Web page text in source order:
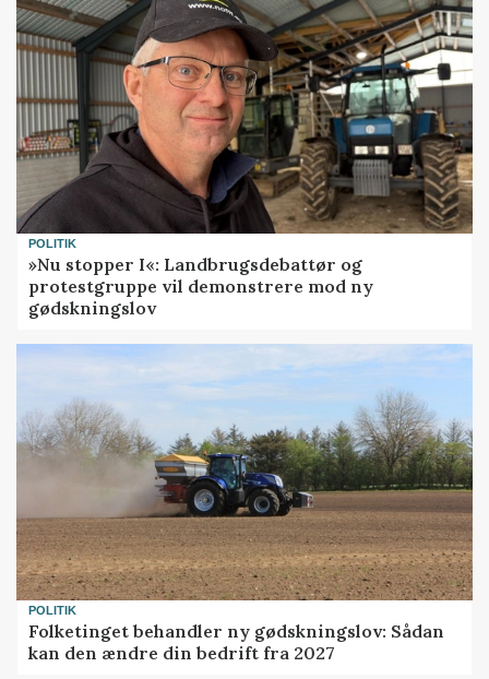
POLITIK
»Nu stopper I«: Landbrugsdebattør og
protestgruppe vil demonstrere mod ny
gødskningslov
POLITIK
Folketinget behandler ny gødskningslov: Sådan
kan den ændre din bedrift fra 2027